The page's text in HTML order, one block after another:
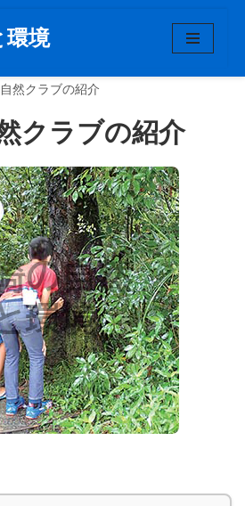
環境
然クラブの紹介
クラブの紹介